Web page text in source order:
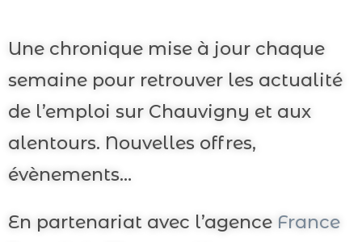
Une chronique mise à jour chaque
semaine pour retrouver les actualité
de l’emploi sur Chauvigny et aux
alentours. Nouvelles offres,
évènements…
En partenariat avec l’agence France